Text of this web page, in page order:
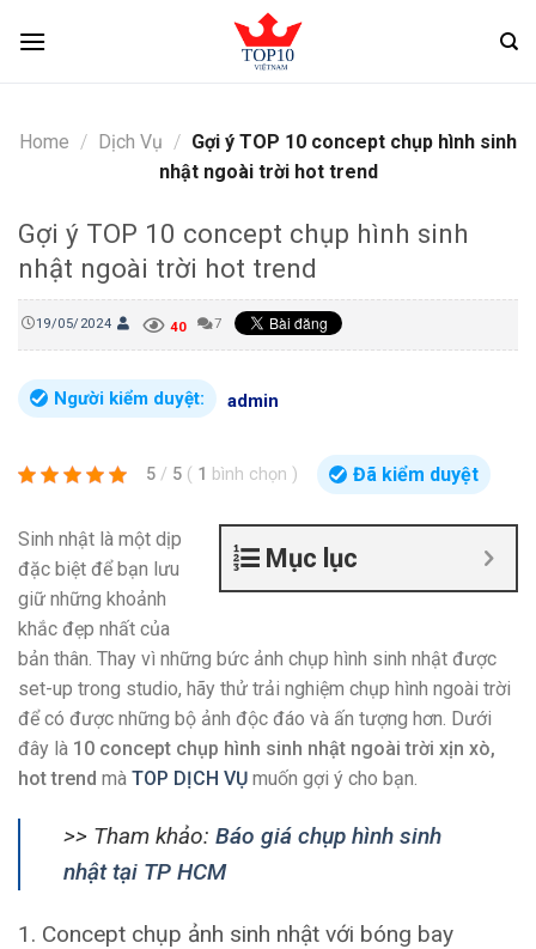
Home / Dịch Vụ / Gợi ý TOP 10 concept chụp hình sinh
nhật ngoài trời hot trend
Gợi ý TOP 10 concept chụp hình sinh
nhật ngoài trời hot trend
19/05/2024 40 7
Người kiểm duyệt: admin
5 / 5 ( 1 bình chọn ) Đã kiểm duyệt
Mục lục
Sinh nhật là một dịp
đặc biệt để bạn lưu
giữ những khoảnh
khắc đẹp nhất của
bản thân. Thay vì những bức ảnh chụp hình sinh nhật được
set-up trong studio, hãy thử trải nghiệm chụp hình ngoài trời
để có được những bộ ảnh độc đáo và ấn tượng hơn. Dưới
đây là 10 concept chụp hình sinh nhật ngoài trời xịn xò,
hot trend mà TOP DỊCH VỤ muốn gợi ý cho bạn.
>> Tham khảo: Báo giá chụp hình sinh
nhật tại TP HCM
1. Concept chụp ảnh sinh nhật với bóng bay